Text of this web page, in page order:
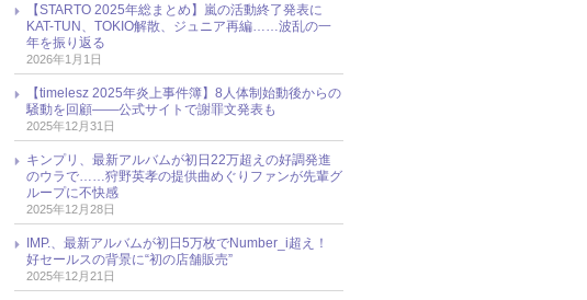
【STARTO 2025年総まとめ】嵐の活動終了発表に
KAT-TUN、TOKIO解散、ジュニア再編……波乱の一
年を振り返る
2026年1月1日
【timelesz 2025年炎上事件簿】8人体制始動後からの
騒動を回顧――公式サイトで謝罪文発表も
2025年12月31日
キンプリ、最新アルバムが初日22万超えの好調発進
のウラで……狩野英孝の提供曲めぐりファンが先輩グ
ループに不快感
2025年12月28日
IMP.、最新アルバムが初日5万枚でNumber_i超え！
好セールスの背景に“初の店舗販売”
2025年12月21日